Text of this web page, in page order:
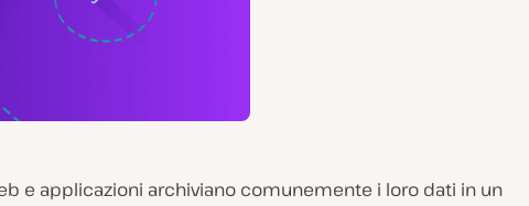
e applicazioni archiviano comunemente i loro dati in un